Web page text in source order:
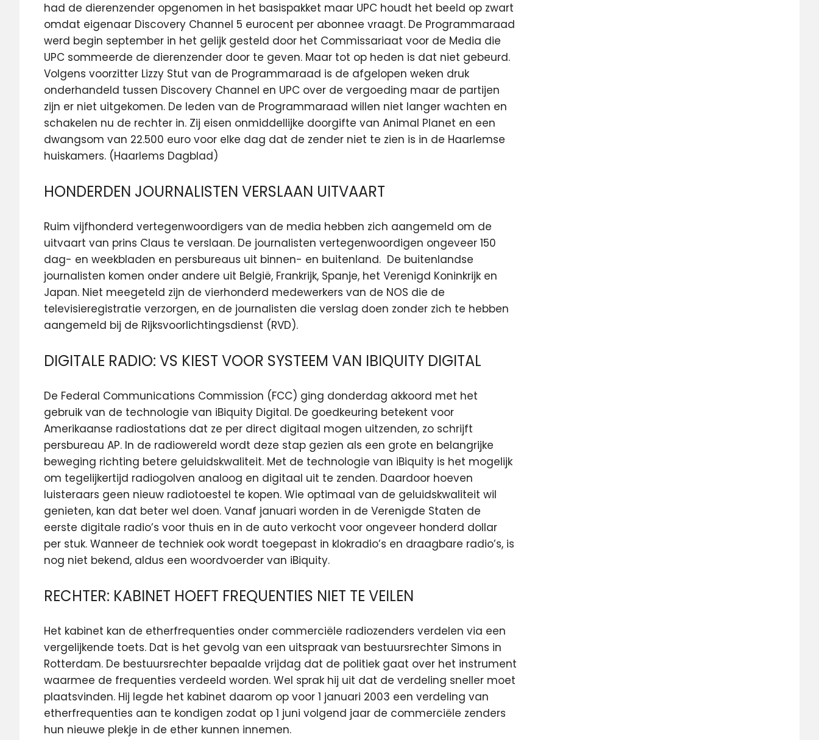
had de dierenzender opgenomen in het basispakket maar UPC houdt het beeld op zwart
omdat eigenaar Discovery Channel 5 eurocent per abonnee vraagt. De Programmaraad
werd begin september in het gelijk gesteld door het Commissariaat voor de Media die
UPC sommeerde de dierenzender door te geven. Maar tot op heden is dat niet gebeurd.
Volgens voorzitter Lizzy Stut van de Programmaraad is de afgelopen weken druk
onderhandeld tussen Discovery Channel en UPC over de vergoeding maar de partijen
zijn er niet uitgekomen. De leden van de Programmaraad willen niet langer wachten en
schakelen nu de rechter in. Zij eisen onmiddellijke doorgifte van Animal Planet en een
dwangsom van 22.500 euro voor elke dag dat de zender niet te zien is in de Haarlemse
huiskamers. (Haarlems Dagblad)
HONDERDEN JOURNALISTEN VERSLAAN UITVAART
Ruim vijfhonderd vertegenwoordigers van de media hebben zich aangemeld om de
uitvaart van prins Claus te verslaan. De journalisten vertegenwoordigen ongeveer 150
dag- en weekbladen en persbureaus uit binnen- en buitenland. De buitenlandse
journalisten komen onder andere uit België, Frankrijk, Spanje, het Verenigd Koninkrijk en
Japan. Niet meegeteld zijn de vierhonderd medewerkers van de NOS die de
televisieregistratie verzorgen, en de journalisten die verslag doen zonder zich te hebben
aangemeld bij de Rijksvoorlichtingsdienst (RVD).
DIGITALE RADIO: VS KIEST VOOR SYSTEEM VAN IBIQUITY DIGITAL
De Federal Communications Commission (FCC) ging donderdag akkoord met het
gebruik van de technologie van iBiquity Digital. De goedkeuring betekent voor
Amerikaanse radiostations dat ze per direct digitaal mogen uitzenden, zo schrijft
persbureau AP. In de radiowereld wordt deze stap gezien als een grote en belangrijke
beweging richting betere geluidskwaliteit. Met de technologie van iBiquity is het mogelijk
om tegelijkertijd radiogolven analoog en digitaal uit te zenden. Daardoor hoeven
luisteraars geen nieuw radiotoestel te kopen. Wie optimaal van de geluidskwaliteit wil
genieten, kan dat beter wel doen. Vanaf januari worden in de Verenigde Staten de
eerste digitale radio’s voor thuis en in de auto verkocht voor ongeveer honderd dollar
per stuk. Wanneer de techniek ook wordt toegepast in klokradio’s en draagbare radio’s, is
nog niet bekend, aldus een woordvoerder van iBiquity.
RECHTER: KABINET HOEFT FREQUENTIES NIET TE VEILEN
Het kabinet kan de etherfrequenties onder commerciële radiozenders verdelen via een
vergelijkende toets. Dat is het gevolg van een uitspraak van bestuursrechter Simons in
Rotterdam. De bestuursrechter bepaalde vrijdag dat de politiek gaat over het instrument
waarmee de frequenties verdeeld worden. Wel sprak hij uit dat de verdeling sneller moet
plaatsvinden. Hij legde het kabinet daarom op voor 1 januari 2003 een verdeling van
etherfrequenties aan te kondigen zodat op 1 juni volgend jaar de commerciële zenders
hun nieuwe plekje in de ether kunnen innemen.